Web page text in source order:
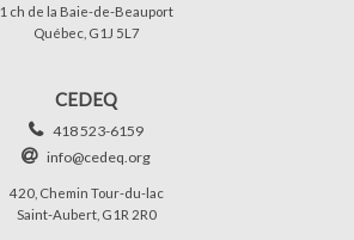
1 ch de la Baie-de-Beauport
Québec, G1J 5L7
CEDEQ
418 523-6159
info@cedeq.org
420, Chemin Tour-du-lac
Saint-Aubert, G1R 2R0